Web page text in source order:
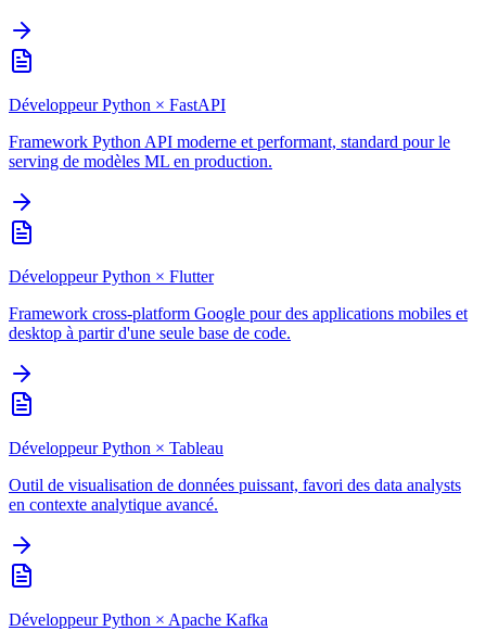
Développeur Python × FastAPI
Framework Python API moderne et performant, standard pour le
serving de modèles ML en production.
Développeur Python × Flutter
Framework cross-platform Google pour des applications mobiles et
desktop à partir d'une seule base de code.
Développeur Python × Tableau
Outil de visualisation de données puissant, favori des data analysts
en contexte analytique avancé.
Développeur Python × Apache Kafka